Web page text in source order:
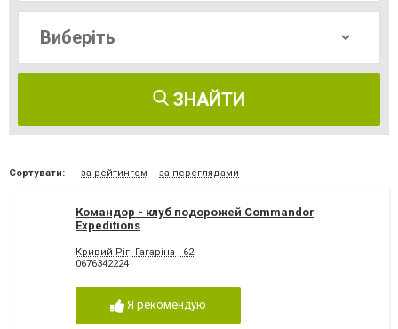
ЗНАЙТИ
Сортувати: за рейтингом за переглядами
Командор - клуб подорожей Commandor
Expeditions
Кривий Ріг, Гагаріна , 62
0676342224
Я рекомендую